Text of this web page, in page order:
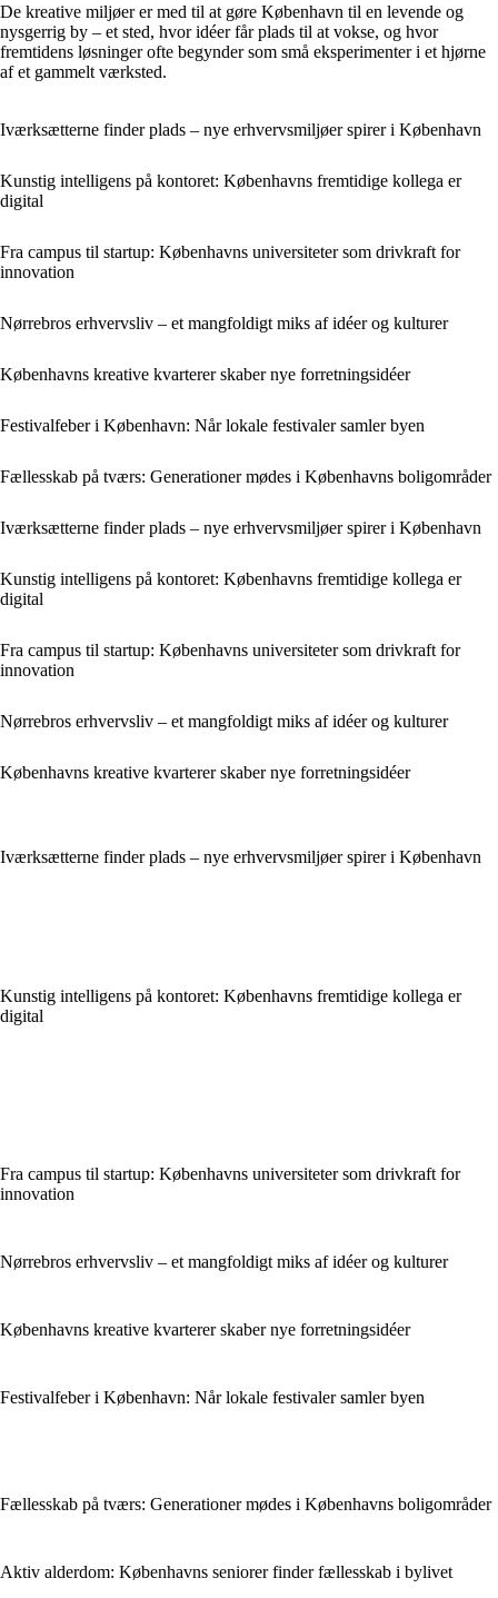
De kreative miljøer er med til at gøre København til en levende og
nysgerrig by – et sted, hvor idéer får plads til at vokse, og hvor
fremtidens løsninger ofte begynder som små eksperimenter i et hjørne
af et gammelt værksted.
Iværksætterne finder plads – nye erhvervsmiljøer spirer i København
Kunstig intelligens på kontoret: Københavns fremtidige kollega er
digital
Fra campus til startup: Københavns universiteter som drivkraft for
innovation
Nørrebros erhvervsliv – et mangfoldigt miks af idéer og kulturer
Københavns kreative kvarterer skaber nye forretningsidéer
Festivalfeber i København: Når lokale festivaler samler byen
Fællesskab på tværs: Generationer mødes i Københavns boligområder
Iværksætterne finder plads – nye erhvervsmiljøer spirer i København
Kunstig intelligens på kontoret: Københavns fremtidige kollega er
digital
Fra campus til startup: Københavns universiteter som drivkraft for
innovation
Nørrebros erhvervsliv – et mangfoldigt miks af idéer og kulturer
Københavns kreative kvarterer skaber nye forretningsidéer
Iværksætterne finder plads – nye erhvervsmiljøer spirer i København
Kunstig intelligens på kontoret: Københavns fremtidige kollega er
digital
Fra campus til startup: Københavns universiteter som drivkraft for
innovation
Nørrebros erhvervsliv – et mangfoldigt miks af idéer og kulturer
Københavns kreative kvarterer skaber nye forretningsidéer
Festivalfeber i København: Når lokale festivaler samler byen
Fællesskab på tværs: Generationer mødes i Københavns boligområder
Aktiv alderdom: Københavns seniorer finder fællesskab i bylivet